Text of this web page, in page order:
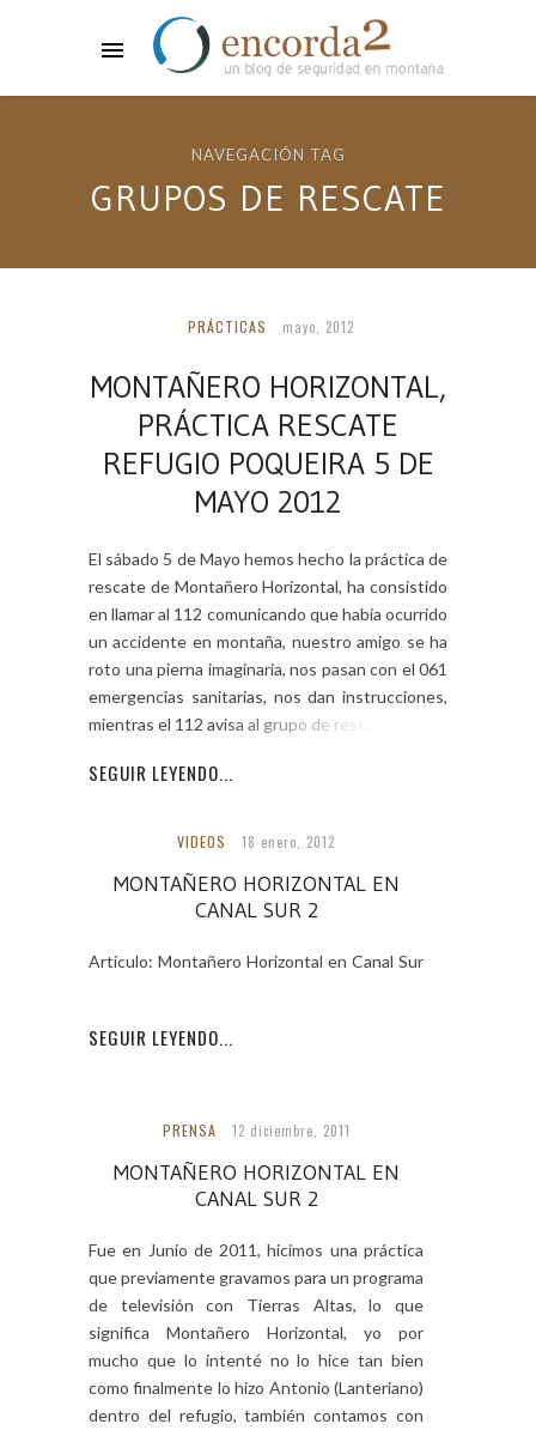
NAVEGACIÓN TAG
GRUPOS DE RESCATE
PRÁCTICAS mayo, 2012
MONTAÑERO HORIZONTAL,
PRÁCTICA RESCATE
REFUGIO POQUEIRA 5 DE
MAYO 2012
El sábado 5 de Mayo hemos hecho la práctica de
rescate de Montañero Horizontal, ha consistido
en llamar al 112 comunicando que había ocurrido
un accidente en montaña, nuestro amigo se ha
roto una pierna imaginaria, nos pasan con el 061
emergencias sanitarias, nos dan instrucciones,
mientras el 112 avisa al grupo de rescate y […]
SEGUIR LEYENDO...
VIDEOS 18 enero, 2012
MONTAÑERO HORIZONTAL EN
CANAL SUR 2
Artículo: Montañero Horizontal en Canal Sur
SEGUIR LEYENDO...
PRENSA 12 diciembre, 2011
MONTAÑERO HORIZONTAL EN
CANAL SUR 2
Fue en Junio de 2011, hicimos una práctica
que previamente gravamos para un programa
de televisión con Tierras Altas, lo que
significa Montañero Horizontal, yo por
mucho que lo intenté no lo hice tan bien
como finalmente lo hizo Antonio (Lanteriano)
dentro del refugio, también contamos con